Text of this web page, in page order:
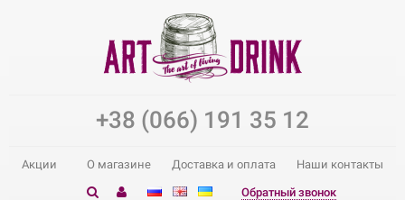
+38 (066) 191 35 12
Акции О магазине Доставка и оплата Наши контакты
Обратный звонок